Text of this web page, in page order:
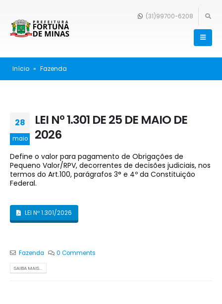
(31)99700-6208
Início » Fazenda
28
maio
LEI Nº 1.301 DE 25 DE MAIO DE
2026
Define o valor para pagamento de Obrigações de
Pequeno Valor/RPV, decorrentes de decisões judiciais, nos
termos do Art.100, parágrafos 3° e 4º da Constituição
Federal.
LEI Nº 1.301/2026
Fazenda 0 Comments
SAIBA MAIS...